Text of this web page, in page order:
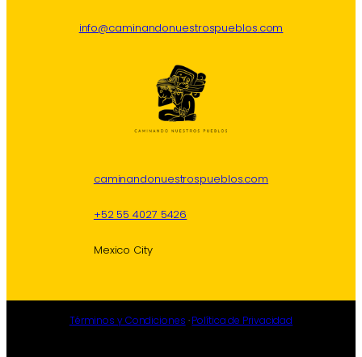
info@caminandonuestrospueblos.com
caminandonuestrospueblos.com
+52 55 4027 5426
Mexico City
Términos y Condiciones ·Política de Privacidad